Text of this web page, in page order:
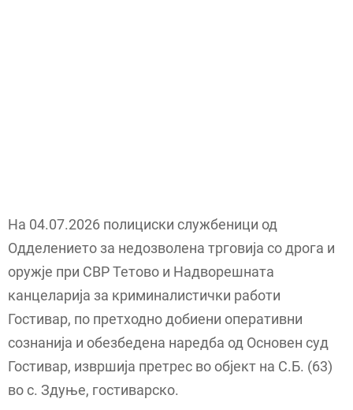
На 04.07.2026 полициски службеници од
Одделението за недозволена трговија со дрога и
оружје при СВР Тетово и Надворешната
канцеларија за криминалистички работи
Гостивар, по претходно добиени оперативни
сознанија и обезбедена наредба од Основен суд
Гостивар, извршија претрес во објект на С.Б. (63)
во с. Здуње, гостиварско.